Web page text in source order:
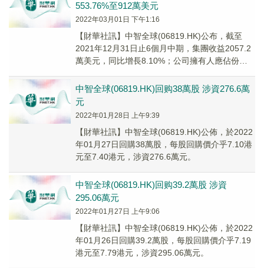
553.76%至912萬美元
2022年03月01日 下午1:16
【財華社訊】中智全球(06819.HK)公布，截至
2021年12月31日止6個月中期，集團收益2057.2
萬美元，同比增長8.10%；公司擁有人應佔份額
中智全球(06819.HK)回购38萬股 涉資276.6萬
元
2022年01月28日 上午9:39
【財華社訊】中智全球(06819.HK)公佈，於2022
年01月27日回購38萬股，每股回購價介乎7.10港
元至7.40港元，涉資276.6萬元。
中智全球(06819.HK)回购39.2萬股 涉資
295.06萬元
2022年01月27日 上午9:06
【財華社訊】中智全球(06819.HK)公佈，於2022
年01月26日回購39.2萬股，每股回購價介乎7.19
港元至7.79港元，涉資295.06萬元。